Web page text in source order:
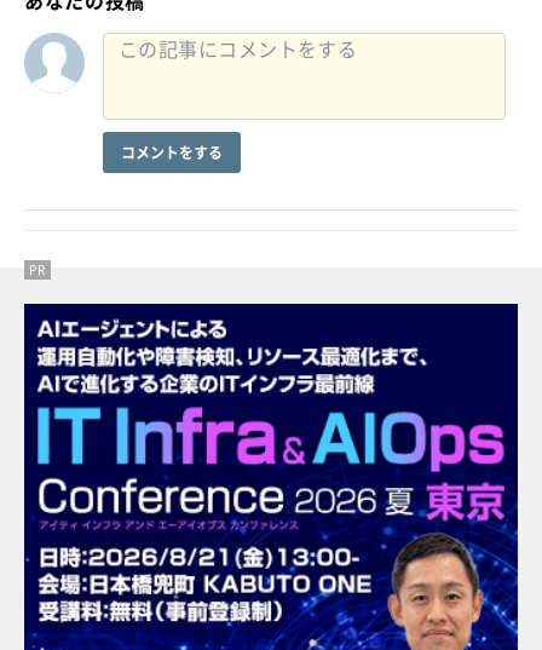
コメントをする
PR
PR
PR